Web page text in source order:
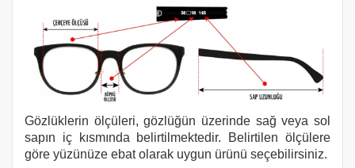
Gözlüklerin ölçüleri, gözlüğün üzerinde sağ veya sol
sapın iç kısmında belirtilmektedir. Belirtilen ölçülere
göre yüzünüze ebat olarak uygun ürünü seçebilirsiniz.